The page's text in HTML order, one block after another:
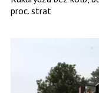
proc. strat